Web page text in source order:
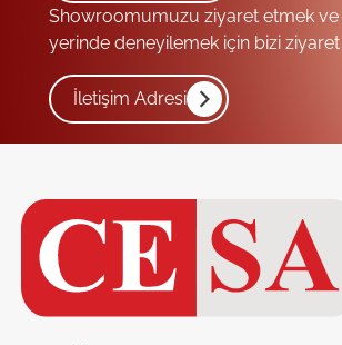
Showroomumuzu ziyaret etmek
yerinde deneyilemek için bizi ziyaret
İletişim Adresi